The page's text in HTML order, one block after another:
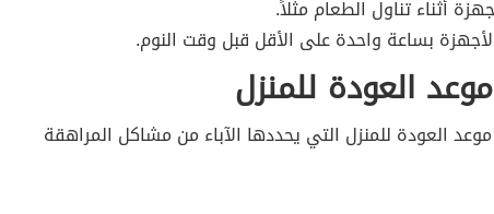
أثناء تناول الطعام مثلاً.
بساعة واحدة على الأقل قبل وقت النوم.
العودة للمنزل التي يحددها الآباء من مشاكل المراهقة